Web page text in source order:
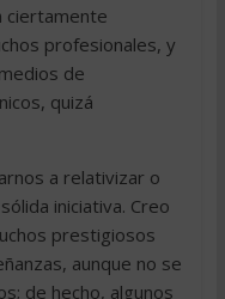
ciertamente
profesionales, y
de
quizá
a relativizar o
iniciativa. Creo
prestigiosos
aunque no se
de hecho, algunos